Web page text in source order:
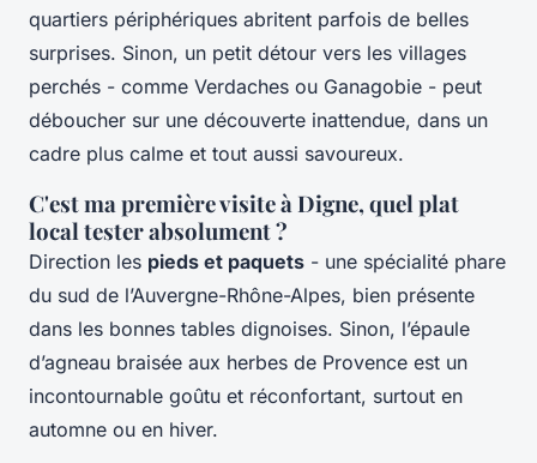
quartiers périphériques abritent parfois de belles
surprises. Sinon, un petit détour vers les villages
perchés - comme Verdaches ou Ganagobie - peut
déboucher sur une découverte inattendue, dans un
cadre plus calme et tout aussi savoureux.
C'est ma première visite à Digne, quel plat
local tester absolument ?
Direction les pieds et paquets - une spécialité phare
du sud de l’Auvergne-Rhône-Alpes, bien présente
dans les bonnes tables dignoises. Sinon, l’épaule
d’agneau braisée aux herbes de Provence est un
incontournable goûtu et réconfortant, surtout en
automne ou en hiver.